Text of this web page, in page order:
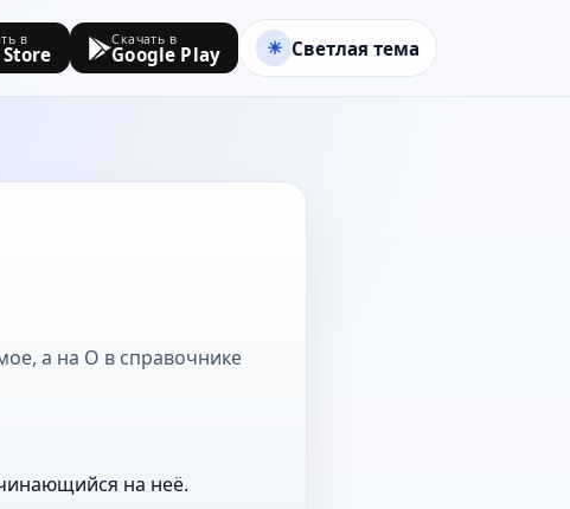
в Скачать в
Google Play Светлая тема
а на О в справочнике
на неё.